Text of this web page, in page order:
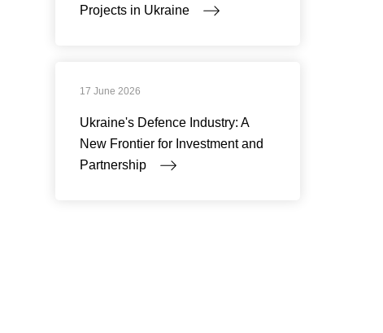
Projects in Ukraine
17 June 2026
Ukraine's Defence Industry: A
New Frontier for Investment and
Partnership